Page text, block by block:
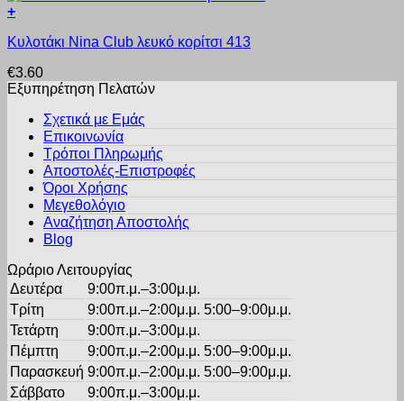
του
προϊόντος
παραλλαγές.
επιλογές
να
επιλεγούν
σελίδα
προϊόντος
+
το
έχει
πολλαπλές
επιλογές
μπορούν
επιλεγούν
σελίδα
Κυλοτάκι Nina Club λευκό κορίτσι 413
€3.60
Εξυπηρέτηση Πελατών
Σχετικά με Εμάς
Επικοινωνία
Τρόποι Πληρωμής
Αποστολές-Επιστροφές
Όροι Χρήσης
Μεγεθολόγιο
Αναζήτηση Αποστολής
Blog
Ωράριο Λειτουργίας
Δευτέρα
9:00π.μ.–3:00μ.μ.
Τρίτη
9:00π.μ.–2:00μ.μ. 5:00–9:00μ.μ.
Τετάρτη
9:00π.μ.–3:00μ.μ.
Πέμπτη
9:00π.μ.–2:00μ.μ. 5:00–9:00μ.μ.
Παρασκευή 9:00π.μ.–2:00μ.μ. 5:00–9:00μ.μ.
Σάββατο
9:00π.μ.–3:00μ.μ.